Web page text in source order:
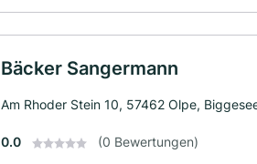
Bäcker Sangermann
Am Rhoder Stein 10, 57462 Olpe,
0.0 (0 Bewertungen)